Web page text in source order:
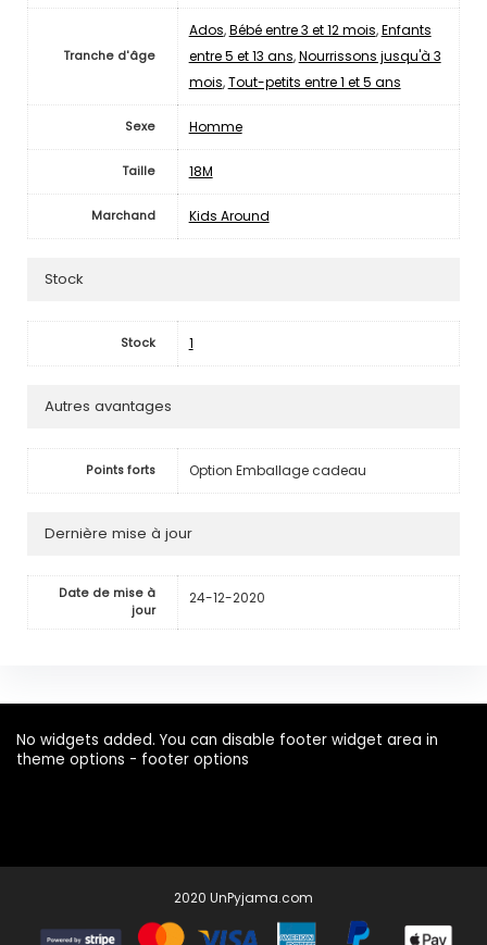
Tranche d'âge
Ados,Bébé entre 3 et 12 mois,Enfants
entre 5 et 13 ans,Nourrissons jusqu'à 3
mois,Tout-petits entre 1 et 5 ans
Sexe Homme
Taille 18M
Marchand Kids Around
Stock
Stock 1
Autres avantages
Points forts Option Emballage cadeau
Dernière mise à jour
Date de mise à
jour
24-12-2020
No widgets added. You can disable footer widget area in
theme options - footer options
2020 UnPyjama.com